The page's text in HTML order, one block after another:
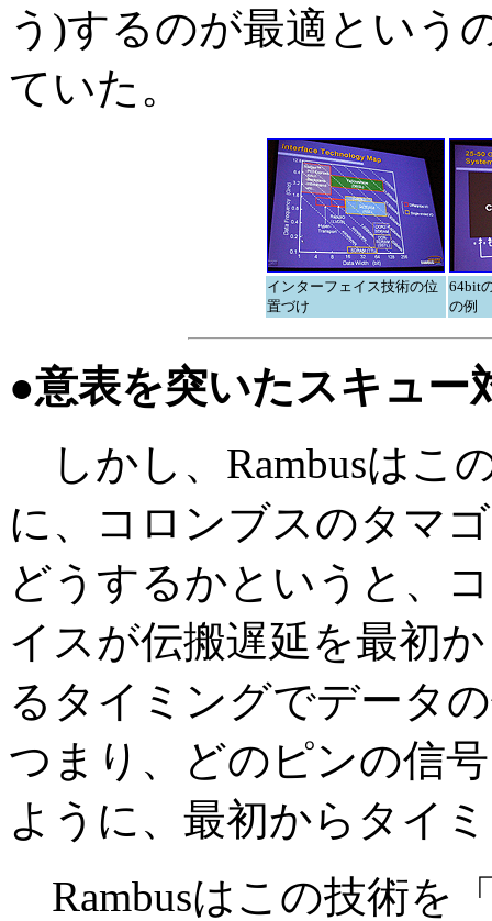
う)するのが最適という
ていた。
インターフェイス技術の位
置づけ
64bit
の例
●意表を突いたスキュー
しかし、Rambusはこ
に、コロンブスのタマ
どうするかというと、
イスが伝搬遅延を最初
るタイミングでデータ
つまり、どのピンの信
ように、最初からタイ
Rambusはこの技術を